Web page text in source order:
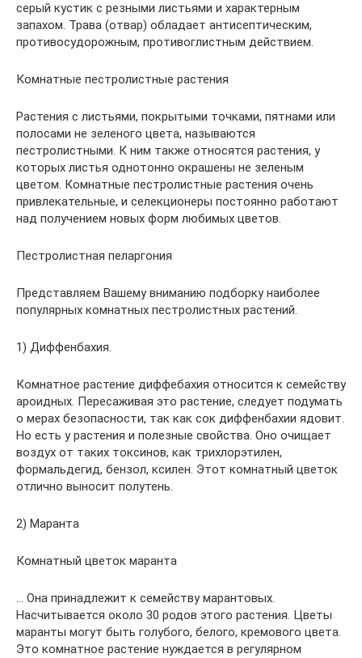
серый кустик с резными листьями и характерным
запахом. Трава (отвар) обладает антисептическим,
противосудорожным, противоглистным действием.
Комнатные пестролистные растения
Растения с листьями, покрытыми точками, пятнами или
полосами не зеленого цвета, называются
пестролистными. К ним также относятся растения, у
которых листья однотонно окрашены не зеленым
цветом. Комнатные пестролистные растения очень
привлекательные, и селекционеры постоянно работают
над получением новых форм любимых цветов.
Пестролистная пеларгония
Представляем Вашему вниманию подборку наиболее
популярных комнатных пестролистных растений.
1) Диффенбахия.
Комнатное растение диффебахия относится к семейству
ароидных. Пересаживая это растение, следует подумать
о мерах безопасности, так как сок диффенбахии ядовит.
Но есть у растения и полезные свойства. Оно очищает
воздух от таких токсинов, как трихлорэтилен,
формальдегид, бензол, ксилен. Этот комнатный цветок
отлично выносит полутень.
2) Маранта
Комнатный цветок маранта
… Она принадлежит к семейству марантовых.
Насчитывается около 30 родов этого растения. Цветы
маранты могут быть голубого, белого, кремового цвета.
Это комнатное растение нуждается в регулярном